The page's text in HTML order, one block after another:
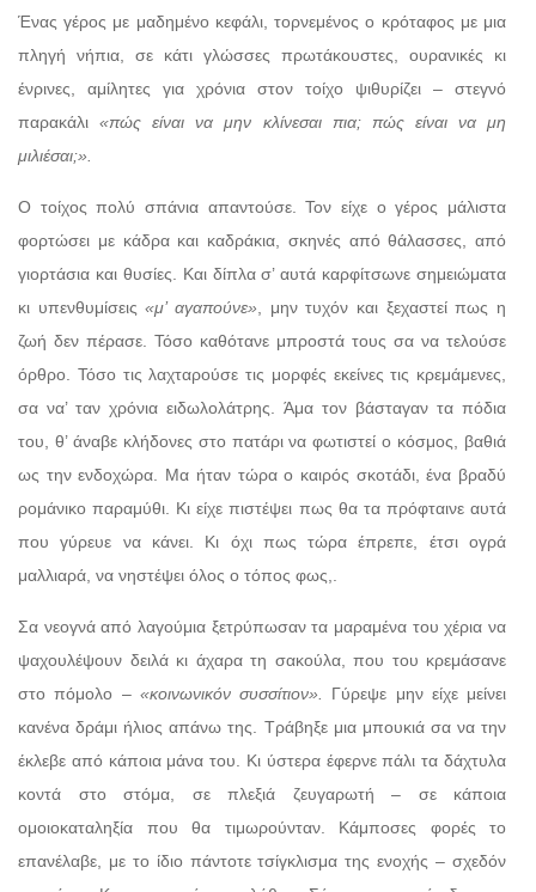
Ένας γέρος με μαδημένο κεφάλι, τορνεμένος ο κρόταφος με μια
πληγή νήπια, σε κάτι γλώσσες πρωτάκουστες, ουρανικές κι
ένρινες, αμίλητες για χρόνια στον τοίχο ψιθυρίζει – στεγνό
παρακάλι«πώς είναι να μην κλίνεσαι πια; πώς είναι να μη
μιλιέσαι;».
Ο τοίχος πολύ σπάνια απαντούσε. Τον είχε ο γέρος μάλιστα
φορτώσει με κάδρα και καδράκια, σκηνές από θάλασσες, από
γιορτάσια και θυσίες. Και δίπλα σ’ αυτά καρφίτσωνε σημειώματα
κι υπενθυμίσεις«μ’ αγαπούνε» , μην τυχόν και ξεχαστεί πως η
ζωή δεν πέρασε. Τόσο καθότανε μπροστά τους σα να τελούσε
όρθρο. Τόσο τις λαχταρούσε τις μορφές εκείνες τις κρεμάμενες,
σα να’ ταν χρόνια ειδωλολάτρης. Άμα τον βάσταγαν τα πόδια
του, θ’ άναβε κλήδονες στο πατάρι να φωτιστεί ο κόσμος, βαθιά
ως την ενδοχώρα. Μα ήταν τώρα ο καιρός σκοτάδι, ένα βραδύ
ρομάνικο παραμύθι. Κι είχε πιστέψει πως θα τα πρόφταινε αυτά
που γύρευε να κάνει. Κι όχι πως τώρα έπρεπε, έτσι ογρά
μαλλιαρά, να νηστέψει όλος ο τόπος φως,.
Σα νεογνά από λαγούμια ξετρύπωσαν τα μαραμένα του χέρια να
ψαχουλέψουν δειλά κι άχαρα τη σακούλα, που του κρεμάσανε
στο πόμολο – «κοινωνικόν συσσίτιον».
Γύρεψε μην είχε μείνει
κανένα δράμι ήλιος απάνω της. Τράβηξε μια μπουκιά σα να την
έκλεβε από κάποια μάνα του. Κι ύστερα έφερνε πάλι τα δάχτυλα
κοντά στο στόμα, σε πλεξιά ζευγαρωτή – σε κάποια
ομοιοκαταληξία που θα τιμωρούνταν. Κάμποσες φορές το
επανέλαβε, με το ίδιο πάντοτε τσίγκλισμα της ενοχής – σχεδόν